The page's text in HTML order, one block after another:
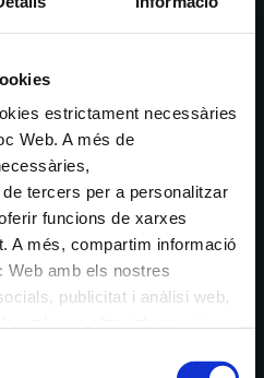
estrictament necessàries
Web. A més de
tercers per a personalitzar
funcions de xarxes
A més, compartim informació
Web amb els nostres
publicitat i anàlisi web,